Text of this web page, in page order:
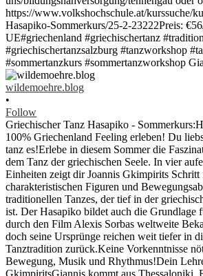
wildemoehre.blog
•
Follow
Griechischer Tanz Hasapiko -
100% Griechenland Feeling erleben! Du
tanz es!Erlebe in diesem Sommer die
dem Tanz der griechischen Seele. In vier
Einheiten zeigt dir Joannis Gkimpirits
charakteristischen Figuren und
traditionellen Tanzes, der tief in der
ist. Der Hasapiko bildet auch die Grundlage
durch den Film Alexis Sorbas weltweite
doch seine Ursprünge reichen weit tiefer in
Tanztradition zurück.Keine Vorkenntnisse
Bewegung, Musik und Rhythmus!Dein